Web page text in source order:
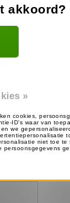
akkoord?
»